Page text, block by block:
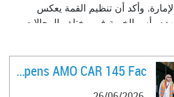
وأكد أن تنظيم القمة يعكس
رأس الخيمة في مختلف المجالات،
جذب الاستثمارات ودفع النمو
تبذل جهودًا حثيثة لتطوير
FlyVaayu Opens AMO CAR 145 Fac ..